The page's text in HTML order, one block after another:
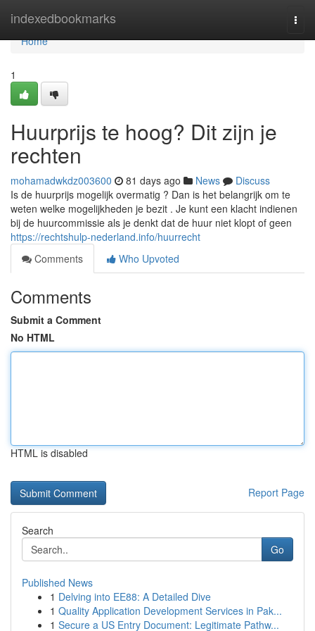
indexedbookmarks
Home
Home
1
Huurprijs te hoog? Dit zijn je
rechten
mohamadwkdz003600 81 days ago News
Discuss
Is de huurprijs mogelijk overmatig ? Dan is het belangrijk om te
weten welke mogelijkheden je bezit . Je kunt een klacht indienen
bij de huurcommissie als je denkt dat de huur niet klopt of geen
https://rechtshulp-nederland.info/huurrecht
Comments
Who Upvoted
Comments
Submit a Comment
No HTML
HTML is disabled
Report Page
Search
Go
Published News
1 Delving into EE88: A Detailed Dive
1 Quality Application Development Services in Pak...
1 Secure a US Entry Document: Legitimate Pathw...